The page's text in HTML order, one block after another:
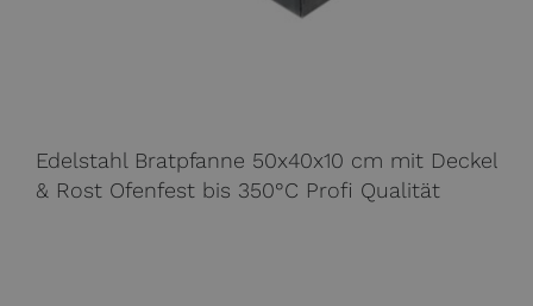
Edelstahl Bratpfanne 50x40x10 cm mit Deckel
& Rost Ofenfest bis 350°C Profi Qualität